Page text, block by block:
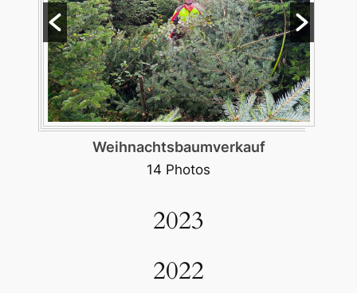
Weihnachtsbaumverkauf
14 Photos
2023
2022